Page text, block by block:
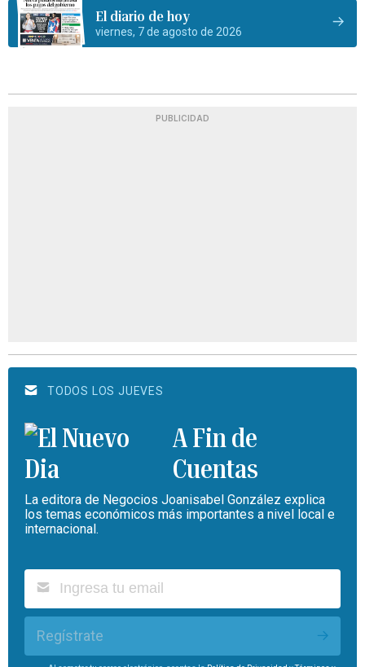
El diario de hoy
viernes, 7 de agosto de 2026
PUBLICIDAD
TODOS LOS JUEVES
A Fin de
Cuentas
La editora de Negocios Joanisabel González explica
los temas económicos más importantes a nivel local e
internacional.
Regístrate